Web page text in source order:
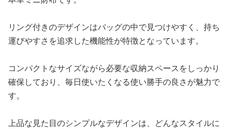
リング付きのデザインはバッグの中で見つけやすく、持ち
運びやすさを追求した機能性が特徴となっています。
コンパクトなサイズながら必要な収納スペースをしっかり
確保しており、毎日使いたくなる使い勝手の良さが魅力で
す。
上品な見た目のシンプルなデザインは、どんなスタイルに